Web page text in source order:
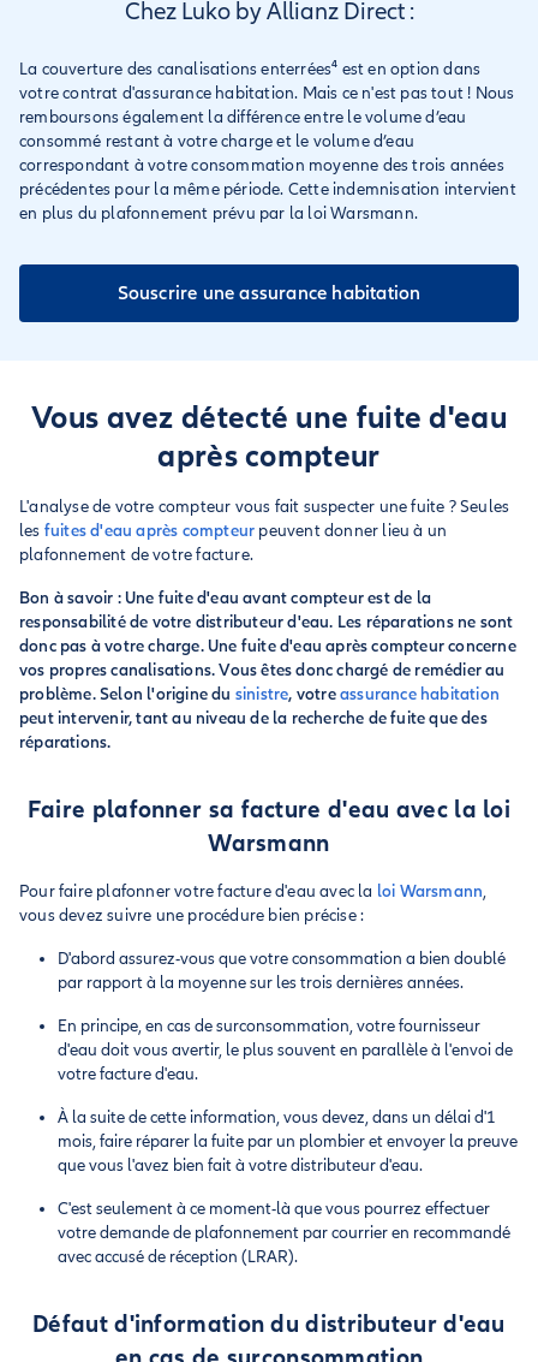
Chez Luko by Allianz Direct :
La couverture des canalisations enterrées⁴ est en option dans
votre contrat d'assurance habitation. Mais ce n'est pas tout ! Nous
remboursons également la différence entre le volume d’eau
consommé restant à votre charge et le volume d’eau
correspondant à votre consommation moyenne des trois années
précédentes pour la même période. Cette indemnisation intervient
en plus du plafonnement prévu par la loi Warsmann.
Souscrire une assurance habitation
Vous avez détecté une fuite d'eau
après compteur
L'analyse de votre compteur vous fait suspecter une fuite ? Seules
les fuites d'eau après compteur peuvent donner lieu à un
plafonnement de votre facture.
Bon à savoir : Une fuite d'eau avant compteur est de la
responsabilité de votre distributeur d'eau. Les réparations ne sont
donc pas à votre charge. Une fuite d'eau après compteur concerne
vos propres canalisations. Vous êtes donc chargé de remédier au
problème. Selon l'origine du sinistre, votreassurance habitation
peut intervenir, tant au niveau de la recherche de fuite que des
réparations.
Faire plafonner sa facture d'eau avec la loi
Warsmann
Pour faire plafonner votre facture d'eau avec la loi Warsmann,
vous devez suivre une procédure bien précise :
D'abord assurez-vous que votre consommation a bien doublé
par rapport à la moyenne sur les trois dernières années.
En principe, en cas de surconsommation, votre fournisseur
d'eau doit vous avertir, le plus souvent en parallèle à l'envoi de
votre facture d'eau.
À la suite de cette information, vous devez, dans un délai d'1
mois, faire réparer la fuite par un plombier et envoyer la preuve
que vous l'avez bien fait à votre distributeur d'eau.
C'est seulement à ce moment-là que vous pourrez effectuer
votre demande de plafonnement par courrier en recommandé
avec accusé de réception (LRAR).
Défaut d'information du distributeur d'eau